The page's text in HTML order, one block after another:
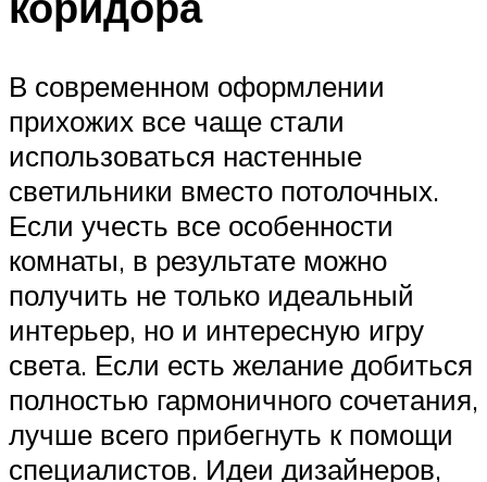
В современном оформлении
прихожих все чаще стали
использоваться настенные
светильники вместо потолочных.
Если учесть все особенности
комнаты, в результате можно
получить не только идеальный
интерьер, но и интересную игру
света. Если есть желание добиться
полностью гармоничного сочетания,
лучше всего прибегнуть к помощи
специалистов. Идеи дизайнеров,